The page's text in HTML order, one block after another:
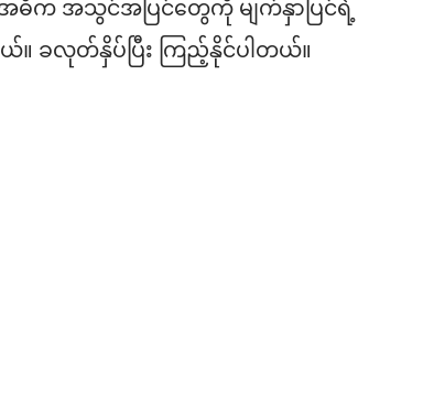
မှာ
ဓိက အသွင်အပြင်တွေကို မျက်နှာပြင်ရဲ့
ယ်။ ခလုတ်နှိပ်ပြီး ကြည့်နိုင်ပါတယ်။